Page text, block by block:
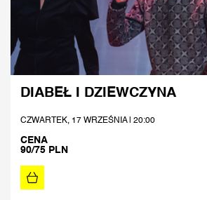
DIABEŁ I DZIEWCZYNA
CZWARTEK, 17 WRZEŚNIA | 20:00
CENA
90/75 PLN